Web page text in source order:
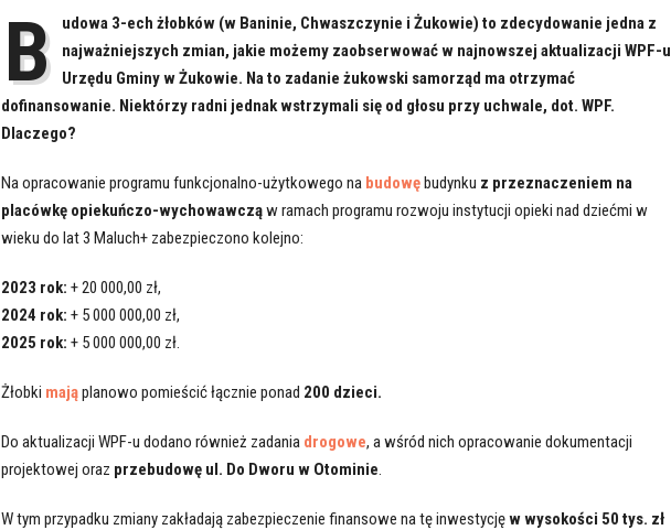
B
udowa 3-ech żłobków (w Baninie, Chwaszczynie i Żukowie) to zdecydowanie jedna z
najważniejszych zmian, jakie możemy zaobserwować w najnowszej aktualizacji WPF-u
Urzędu Gminy w Żukowie. Na to zadanie żukowski samorząd ma otrzymać
dofinansowanie. Niektórzy radni jednak wstrzymali się od głosu przy uchwale, dot. WPF.
Dlaczego?
Na opracowanie programu funkcjonalno-użytkowego na budowębudynku z przeznaczeniem na
placówkę opiekuńczo-wychowawcząw ramach programu rozwoju instytucji opieki nad dziećmi w
wieku do lat 3 Maluch+ zabezpieczono kolejno:
2023 rok: + 20 000,00 zł,
2024 rok: + 5 000 000,00 zł,
2025 rok: + 5 000 000,00 zł.
Żłobki mająplanowo pomieścić łącznie ponad 200 dzieci.
Do aktualizacji WPF-u dodano również zadania drogowe, a wśród nich opracowanie dokumentacji
projektowej oraz przebudowę ul. Do Dworu w Otominie
W tym przypadku zmiany zakładają zabezpieczenie finansowe na tę inwestycjęw wysokości 50 tys. zł